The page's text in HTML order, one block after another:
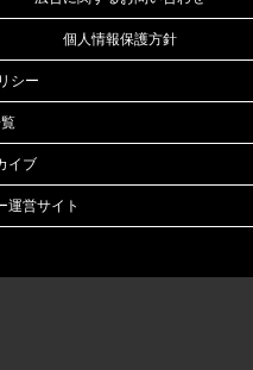
個人情報保護方針
シー
イブ
運営サイト